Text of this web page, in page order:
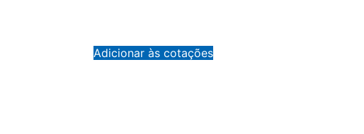
Adicionar às cotações